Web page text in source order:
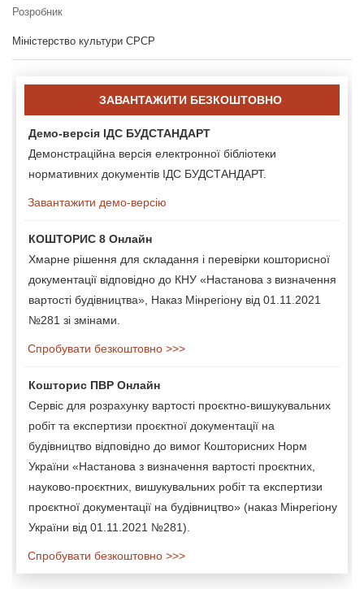
Розробник
Міністерство культури СРСР
ЗАВАНТАЖИТИ БЕЗКОШТОВНО
Демо-версія ІДС БУДСТАНДАРТ
Демонстраційна версія електронної бібліотеки
нормативних документів ІДС БУДСТАНДАРТ.
Завантажити демо-версію
КОШТОРИС 8 Онлайн
Хмарне рішення для складання і перевірки кошторисної
документації відповідно до КНУ «Настанова з визначення
вартості будівництва», Наказ Мінрегіону від 01.11.2021
№281 зі змінами.
Спробувати безкоштовно >>>
Кошторис ПВР Онлайн
Сервіс для розрахунку вартості проєктно-вишукувальних
робіт та експертизи проєктної документації на
будівництво відповідно до вимог Кошторисних Норм
України «Настанова з визначення вартості проєктних,
науково-проєктних, вишукувальних робіт та експертизи
проєктної документації на будівництво» (наказ Мінрегіону
України від 01.11.2021 №281).
Спробувати безкоштовно >>>